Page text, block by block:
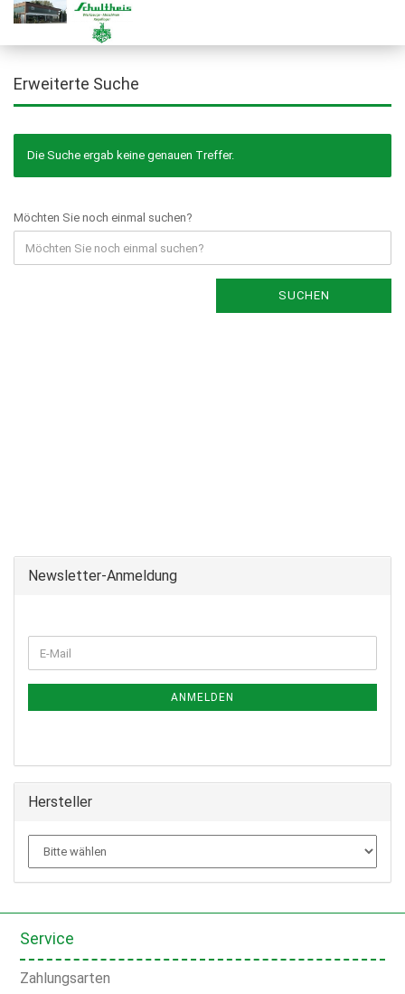
Erweiterte Suche
Die Suche ergab keine genauen Treffer.
Möchten Sie noch einmal suchen?
SUCHEN
Newsletter-Anmeldung
ANMELDEN
Hersteller
Service
Zahlungsarten